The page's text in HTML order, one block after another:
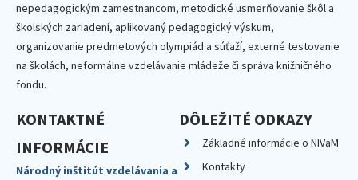
nepedagogickým zamestnancom, metodické usmerňovanie škôl a
školských zariadení, aplikovaný pedagogický výskum,
organizovanie predmetových olympiád a súťaží, externé testovanie
na školách, neformálne vzdelávanie mládeže či správa knižničného
fondu.
KONTAKTNÉ
INFORMÁCIE
Národný inštitút vzdelávania a
DÔLEŽITÉ ODKAZY
Základné informácie o NIVaM
Kontakty